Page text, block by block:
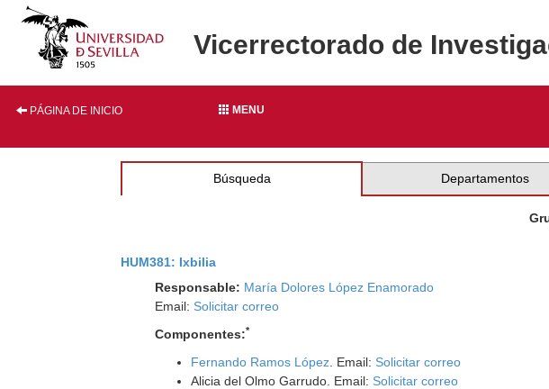
Vicerrectorado de
PÁGINA DE INICIO MENU
Búsqueda Departamentos
HUM381: Ixbilia
Responsable: María Dolores López Enamorado
Email: Solicitar correo
Componentes:*
Fernando Ramos López . Email: Solicitar correo
Alicia del Olmo Garrudo. Email: Solicitar correo